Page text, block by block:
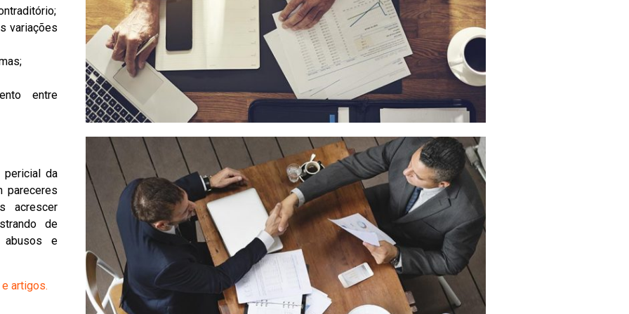
variações
entre
pericial da
pareceres
acrescer
de
abusos e
artigos.